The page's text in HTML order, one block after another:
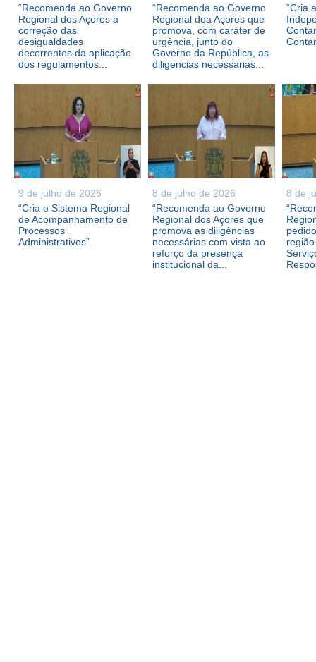
“Recomenda ao Governo
Regional dos Açores a
correção das
desigualdades
decorrentes da aplicação
dos regulamentos...
“Recomenda ao Governo
Regional doa Açores que
promova, com caráter de
urgência, junto do
Governo da República, as
diligencias necessárias...
“Cria
9 de julho de 2026
“Cria o Sistema Regional
de Acompanhamento de
Processos
Administrativos”.
8 de julho de 2026
“Recomenda ao Governo
Regional dos Açores que
promova as diligências
necessárias com vista ao
reforço da presença
institucional da...
8 de